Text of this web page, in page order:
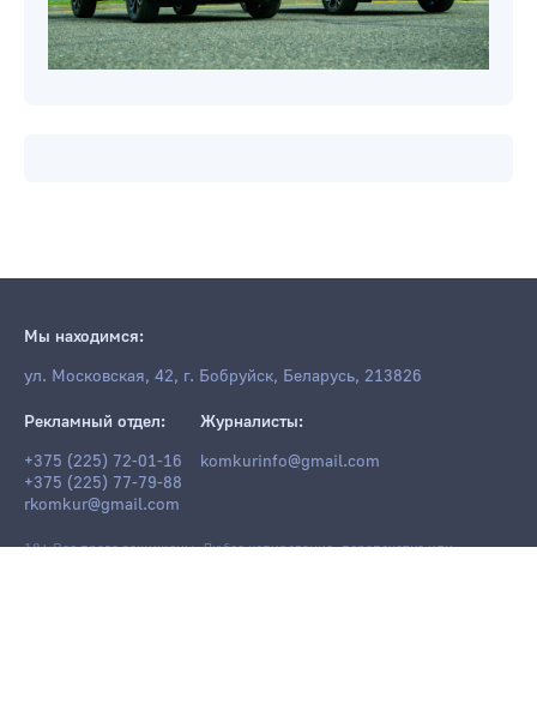
Мы находимся:
ул. Московская, 42, г. Бобруйск, Беларусь, 213826
Рекламный отдел:
+375 (225) 72-01-16
+375 (225) 77-79-88
rkomkur@gmail.com
Журналисты:
komkurinfo@gmail.com
18+ Все права защищены. Любое копирование, перепечатка или